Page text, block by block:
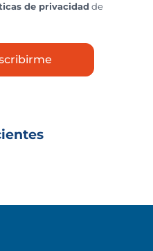
de privacidad de